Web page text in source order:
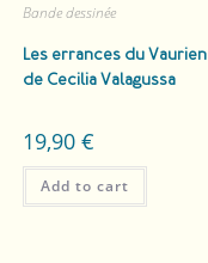
Bande dessinée
Les errances du Vaurien
de Cecilia Valagussa
19,90 €
Add to cart